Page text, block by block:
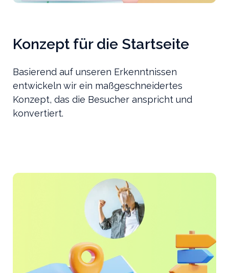
Konzept für die Startseite
Basierend auf unseren Erkenntnissen
entwickeln wir ein maßgeschneidertes
Konzept, das die Besucher anspricht und
konvertiert.